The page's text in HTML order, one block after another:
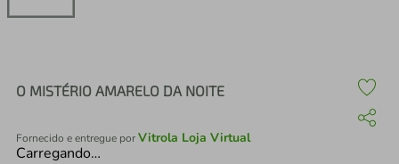
O MISTÉRIO AMARELO DA NOITE
Fornecido e entregue porVitrola Loja Virtual
Carregando…